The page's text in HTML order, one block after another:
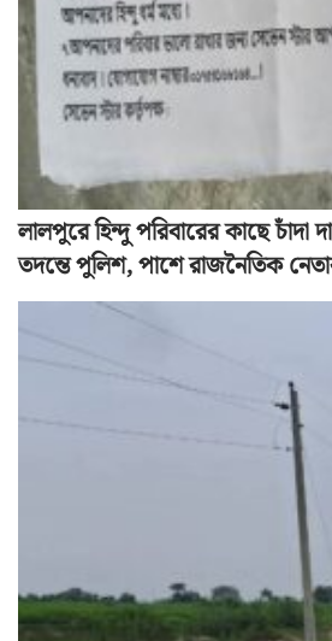
লালপুরে হিন্দু পরিবারের কাছে চাঁদা
তদন্তে পুলিশ, পাশে রাজনৈতিক